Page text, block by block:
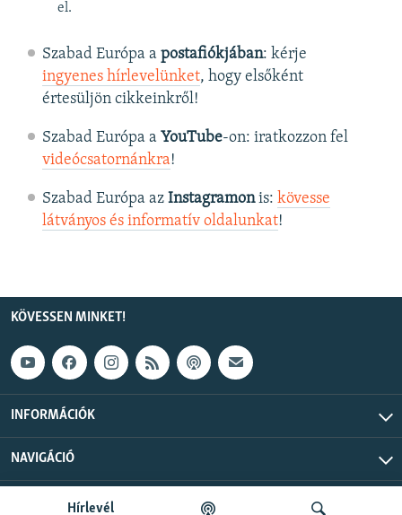
Hírlevél
el.
Szabad Európa a postafiókjában: kérje
ingyenes hírlevelünket, hogy elsőként
értesüljön cikkeinkről!
Szabad Európa a YouTube-on: iratkozzon fel
videócsatornánkra!
Szabad Európa az Instagramonis: kövesse
látványos és informatív oldalunkat! ​
KÖVESSEN MINKET!
INFORMÁCIÓK
NAVIGÁCIÓ
Szabad Európa © 2026 RFE/RL, Inc. Minden jog fenntartva.